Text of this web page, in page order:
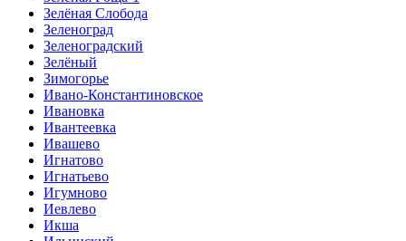
Зелёная Слобода
Зеленоград
Зеленоградский
Зелёный
Зимогорье
Ивано-Константиновское
Ивановка
Ивантеевка
Ивашево
Игнатово
Игнатьево
Игумново
Иевлево
Икша